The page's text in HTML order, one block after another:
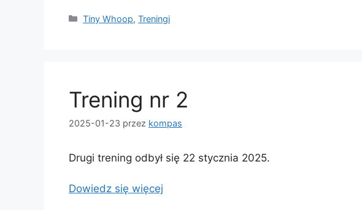
Kategorie
Tiny Whoop,Treningi
Trening nr 2
2025-01-23 przez kompas
Drugi trening odbył się 22 stycznia 2025.
Dowiedz się więcej